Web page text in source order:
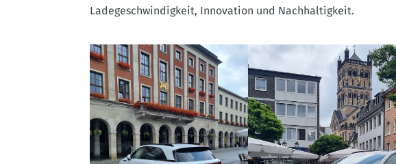
Ladegeschwindigkeit, Innovation und Nachhaltigkeit.